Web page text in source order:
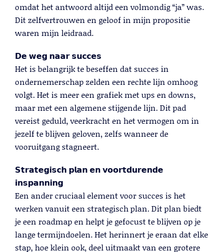
omdat het antwoord altijd een volmondig “ja” was.
Dit zelfvertrouwen en geloof in mijn propositie
waren mijn leidraad.
𝗗𝗲 𝘄𝗲𝗴 𝗻𝗮𝗮𝗿𝘀𝘂𝗰𝗰𝗲𝘀
Het is belangrijk te beseffen dat succes in
ondernemerschap zelden een rechte lijn omhoog
volgt. Het is meer een grafiek met ups en downs,
maar met een algemene stijgende lijn. Dit pad
vereist geduld, veerkracht en het vermogen om in
jezelf te blijven geloven, zelfs wanneer de
vooruitgang stagneert.
𝗦𝘁𝗿𝗮𝘁𝗲𝗴𝗶𝘀𝗰𝗵 𝗽𝗹𝗮𝗻𝗲𝗻𝘃𝗼𝗼𝗿𝘁𝗱𝘂𝗿𝗲𝗻𝗱𝗲
𝗶𝗻𝘀𝗽𝗮𝗻𝗻𝗶𝗻𝗴
Een ander cruciaal element voor succes is het
werken vanuit een strategisch plan. Dit plan biedt
je een roadmap en helpt je gefocust te blijven op je
lange termijndoelen. Het herinnert je eraan dat elke
stap, hoe klein ook, deel uitmaakt van een grotere
Trainingen
Lees meer